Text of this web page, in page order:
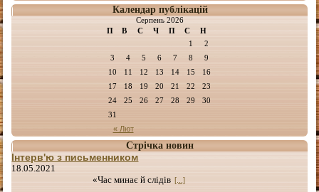
Календар публікацій
Серпень 2026
П
В С Ч П С Н
« Лют
1
2
3
4 5 6 7 8
9
10
11 12 13 14 15
16
17
18 19 20 21 22
23
24
25 26 27 28 29
30
31
Стрічка новин
Інтерв'ю з письменником
18.05.2021
«Час минає й слідів [...]